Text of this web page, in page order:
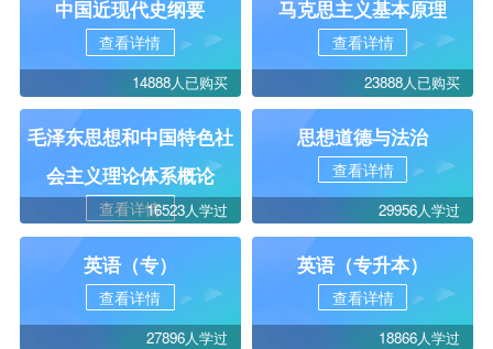
中国近现代史纲要
查看详情
14888人已购买
马克思主义基本原理
查看详情
23888人已购买
毛泽东思想和中国特色社
会主义理论体系概论
查看详情16523人学过
思想道德与法治
查看详情
29956人学过
英语（专）
查看详情
27896人学过
英语（专升本）
查看详情
18866人学过